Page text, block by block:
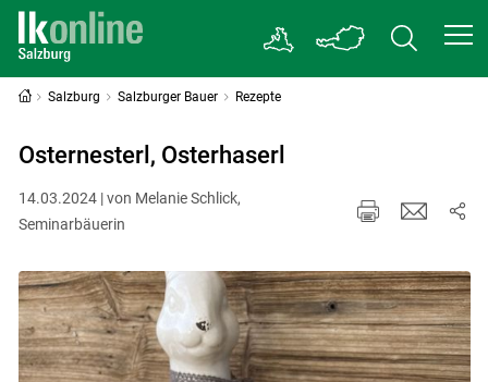
Salzburg Salzburger Bauer Rezepte
Osternesterl, Osterhaserl
14.03.2024 | von Melanie Schlick,
Seminarbäuerin